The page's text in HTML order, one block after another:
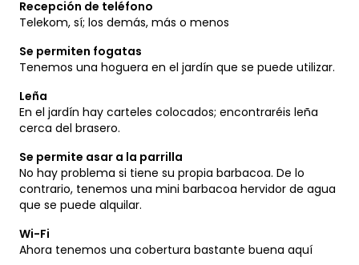
Recepción de teléfono
Telekom, sí; los demás, más o menos
Se permiten fogatas
Tenemos una hoguera en el jardín que se puede utilizar.
Leña
En el jardín hay carteles colocados; encontraréis leña
cerca del brasero.
Se permite asar a la parrilla
No hay problema si tiene su propia barbacoa. De lo
contrario, tenemos una mini barbacoa hervidor de agua
que se puede alquilar.
Wi-Fi
Ahora tenemos una cobertura bastante buena aquí